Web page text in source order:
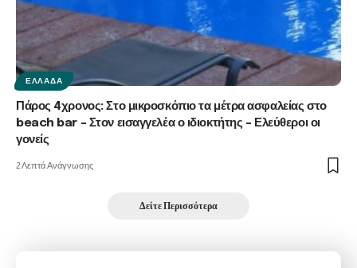
ΕΛΛΆΔΑ
Πάρος 4χρονος: Στο μικροσκόπιο τα μέτρα ασφαλείας στο
beach bar – Στον εισαγγελέα ο ιδιοκτήτης – Ελεύθεροι οι
γονείς
2 Λεπτά Ανάγνωσης
Δείτε Περισσότερα